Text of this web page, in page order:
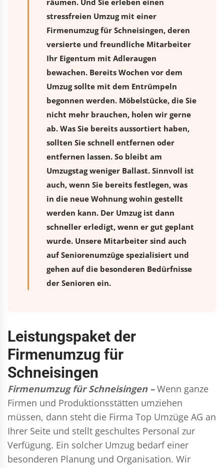
stressfreien Umzugmit einer
Firmenumzug für Schneisingen, deren
versierte und freundliche Mitarbeiter
Ihr Eigentum mit Adleraugen
bewachen. Bereits Wochen vor dem
Umzug sollte mit dem Entrümpeln
begonnen werden. Möbelstücke, die Sie
nicht mehr brauchen, holen wir gerne
ab. Was Sie bereits aussortiert haben,
sollten Sie schnell entfernen oder
entfernen lassen. So bleibt am
Umzugstag weniger Ballast. Sinnvoll ist
auch, wenn Sie bereits festlegen, was
in die neue Wohnung wohin gestellt
werden kann. Der Umzug ist dann
schneller erledigt, wenn er gut geplant
wurde. Unsere Mitarbeiter sind auch
auf Seniorenumzüge spezialisiert und
gehen auf die besonderen Bedürfnisse
der Senioren ein.
Leistungspaket der
Firmenumzug für
Schneisingen
Firmenumzug für Schneisingen – Wenn ganze
Firmen und Produktionsstätten umziehen
müssen, dann steht die Firma Top Umzüge AG an
Ihrer Seite und stellt geschultes Personal zur
Verfügung. Ein solcher Umzug bedarf einer
besonderen Planung und Organisation. Wir